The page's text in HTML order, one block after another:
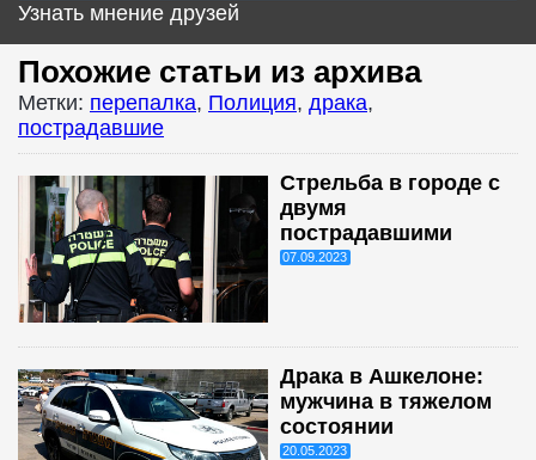
Узнать мнение друзей
Похожие статьи из архива
Метки: перепалка, Полиция, драка,
пострадавшие
Стрельба в городе с
двумя
пострадавшими
07.09.2023
Драка в Ашкелоне:
мужчина в тяжелом
состоянии
20.05.2023